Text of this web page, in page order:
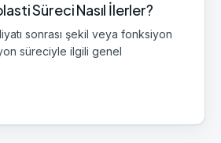
Süreci Nasıl İlerler?
sonrası şekil veya fonksiyon
süreciyle ilgili genel